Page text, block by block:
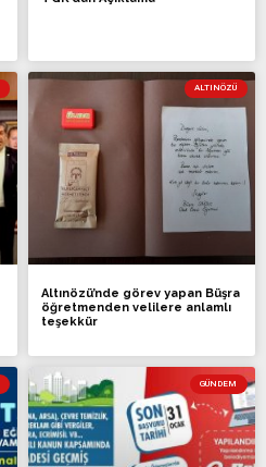
ALTINÖZÜ
Altınözü’nde görev yapan Büşra
öğretmenden velilere anlamlı
teşekkür
GÜNDEM